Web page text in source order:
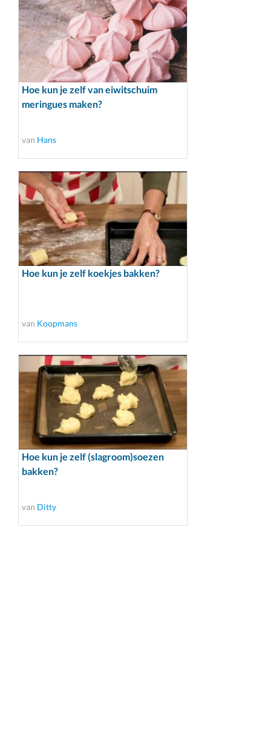
Hoe kun je zelf van eiwitschuim
meringues maken?
van Hans
Hoe kun je zelf koekjes bakken?
van Koopmans
Hoe kun je zelf (slagroom)soezen
bakken?
van Ditty